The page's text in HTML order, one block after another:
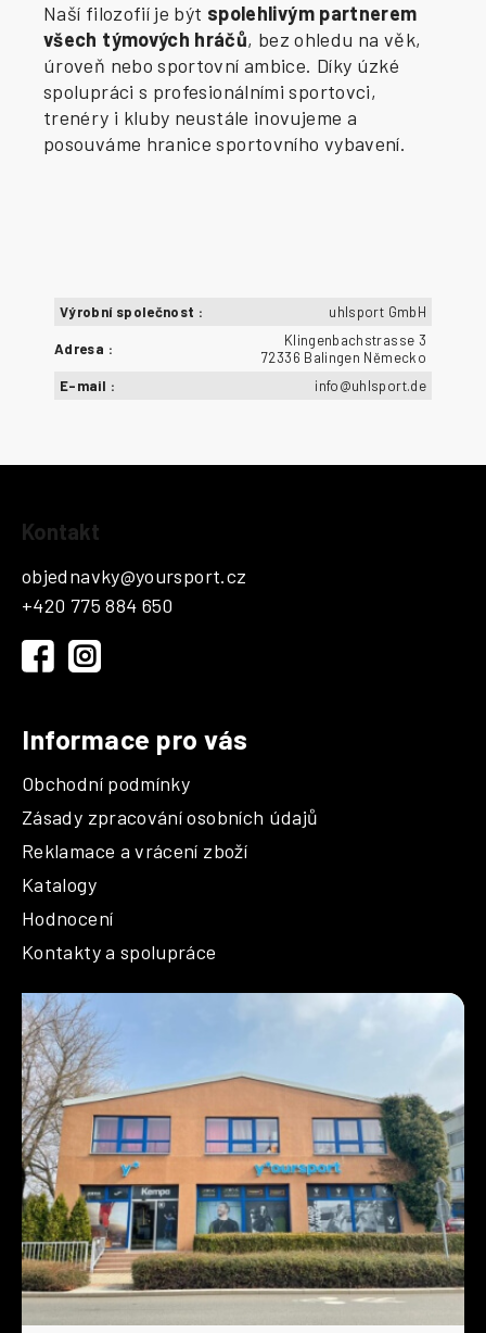
Naší filozofií je být spolehlivým partnerem
všech týmových hráčů, bez ohledu na věk,
úroveň nebo sportovní ambice. Díky úzké
spolupráci s profesionálními sportovci,
trenéry i kluby neustále inovujeme a
posouváme hranice sportovního vybavení.
Výrobní společnost : uhlsport GmbH
Adresa :
Klingenbachstrasse 3
72336 Balingen Německo
E-mail : info@uhlsport.de
Kontakt
objednavky@yoursport.cz
+420 775 884 650
Informace pro vás
Obchodní podmínky
Zásady zpracování osobních údajů
Reklamace a vrácení zboží
Katalogy
Hodnocení
Kontakty a spolupráce